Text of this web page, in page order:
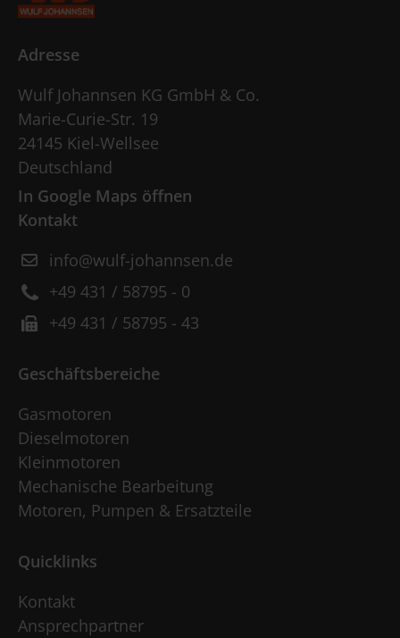
Adresse
Wulf Johannsen KG GmbH & Co.
Marie-Curie-Str. 19
24145 Kiel-Wellsee
Deutschland
In Google Maps öffnen
Kontakt
info@wulf-johannsen.de
+49 431 / 58795 - 0
+49 431 / 58795 - 43
Geschäftsbereiche
Gasmotoren
Dieselmotoren
Kleinmotoren
Mechanische Bearbeitung
Motoren, Pumpen & Ersatzteile
Quicklinks
Kontakt
Ansprechpartner